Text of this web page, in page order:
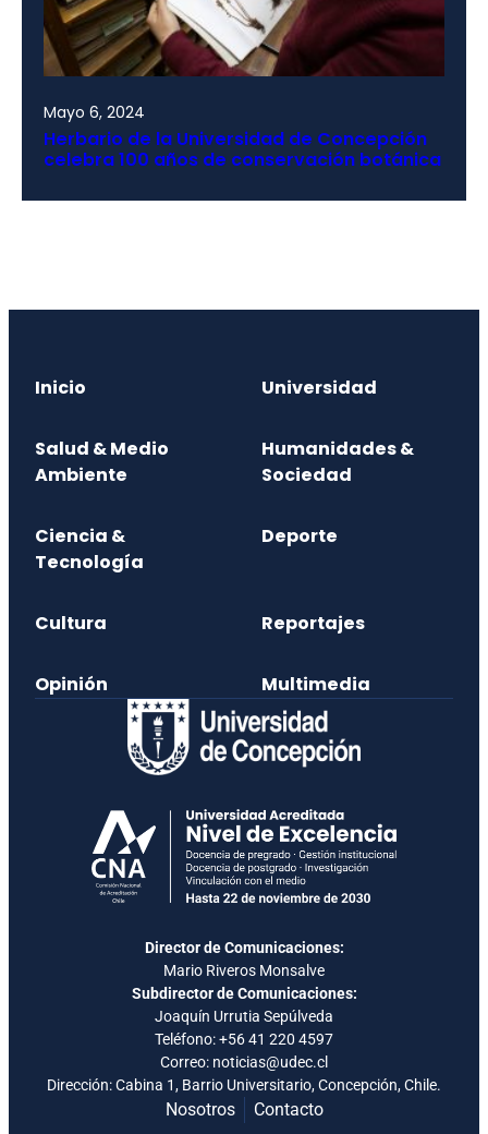
Mayo 6, 2024
Herbario de la Universidad de Concepción
celebra 100 años de conservación botánica
Inicio Universidad
Salud & Medio
Ambiente
Humanidades &
Sociedad
Ciencia &
Tecnología
Deporte
Cultura Reportajes
Opinión Multimedia
Director de Comunicaciones:
Mario Riveros Monsalve
Subdirector de Comunicaciones:
Joaquín Urrutia Sepúlveda
Teléfono:+56 41 220 4597
Correo: noticias@udec.cl
Dirección: Cabina 1, Barrio Universitario, Concepción, Chile.
Nosotros Contacto